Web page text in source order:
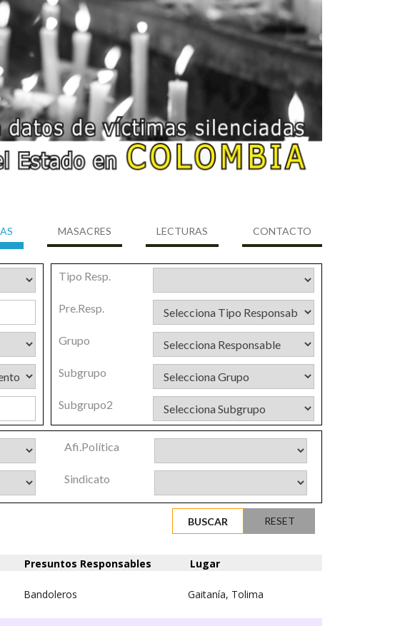
MASACRES LECTURAS CONTACTO
Tipo Resp.
Pre.Resp.
Grupo
Subgrupo
Subgrupo2
Afi.Política
Sindicato
Presuntos Responsables Lugar
Bandoleros Gaitanía, Tolima